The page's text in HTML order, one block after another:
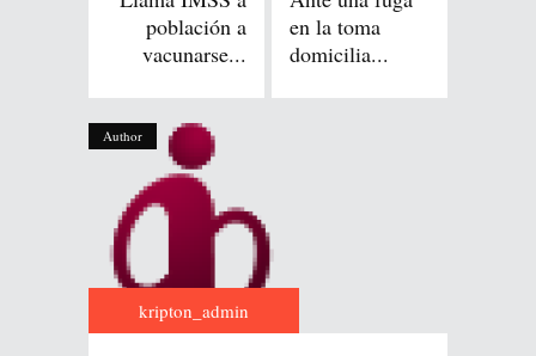
población a
vacunarse...
en la toma
domicilia...
Author
kripton_admin